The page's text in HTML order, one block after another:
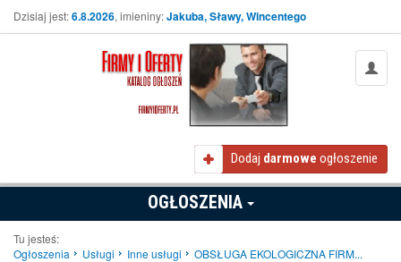
Dzisiaj jest:6.8.2026, imieniny:Jakuba, Sławy, Wincentego
Dodaj darmowe ogłoszenie
OGŁOSZENIA
Tu jesteś:
Ogłoszenia
Usługi Inne usługi OBSŁUGA EKOLOGICZNA FIRM...